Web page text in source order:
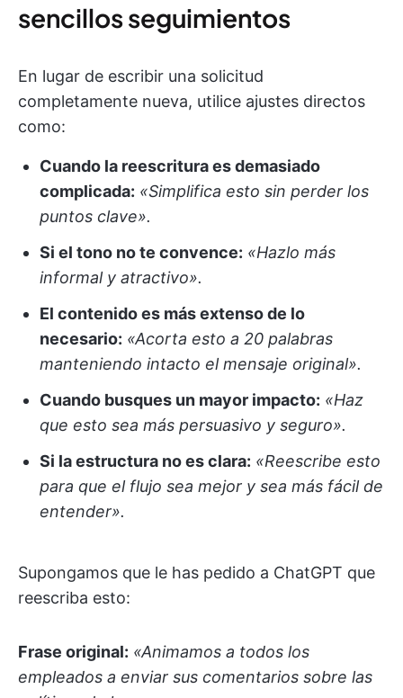
sencillos seguimientos
En lugar de escribir una solicitud
completamente nueva, utilice ajustes directos
como:
Cuando la reescritura es demasiado
complicada: «Simplifica esto sin perder los
puntos clave».
Si el tono no te convence: «Hazlo más
informal y atractivo».
El contenido es más extenso de lo
necesario: «Acorta esto a 20 palabras
manteniendo intacto el mensaje original».
Cuando busques un mayor impacto: «Haz
que esto sea más persuasivo y seguro».
Si la estructura no es clara: «Reescribe esto
para que el flujo sea mejor y sea más fácil de
entender».
Supongamos que le has pedido a ChatGPT que
reescriba esto:
Frase original: «Animamos a todos los
empleados a enviar sus comentarios sobre las